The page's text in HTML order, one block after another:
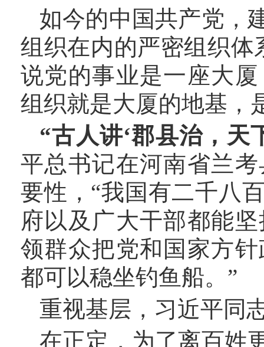
如今的中国共产党，
组织在内的严密组织
说党的事业是一座大
组织就是大厦的地基，
“古人讲‘郡县治，天
平总书记在河南省兰
要性，“我国有二千八
府以及广大干部都能
领群众把党和国家方
都可以稳坐钓鱼船。”
重视基层，习近平同
在正定，为了离百姓